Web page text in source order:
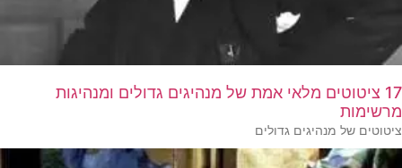
17 ציטוטים מלאי אמת של מנהיגים גדולים ומנהיגות
מרשימות
ציטוטים של מנהיגים גדולים